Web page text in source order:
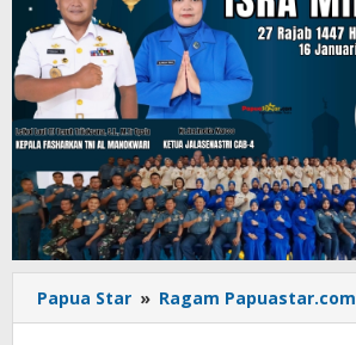
Papua Star » Ragam Papuastar.com